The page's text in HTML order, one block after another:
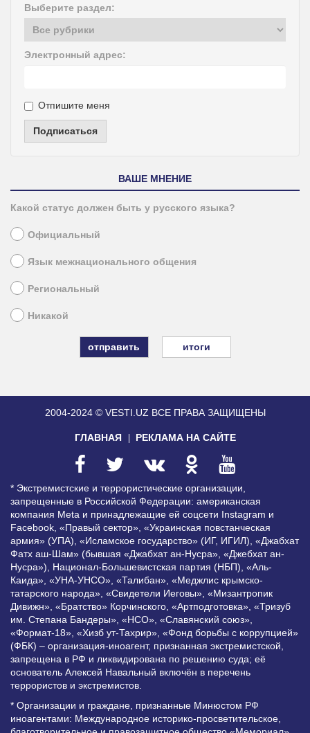
Выберите раздел:
Электронный адрес:
Отпишите меня
Подписаться
ВАШЕ МНЕНИЕ
Какой статус должен быть у русского языка?
Официальный
Язык межнационального общения
Региональный
Никакой
итоги
2004-2024 © VESTI.UZ ВСЕ ПРАВА ЗАЩИЩЕНЫ
ГЛАВНАЯ РЕКЛАМА НА САЙТЕ
* Экстремистские и террористические организации,
запрещенные в Российской Федерации: американская
компания Meta и принадлежащие ей соцсети Instagram и
Facebook, «Правый сектор», «Украинская повстанческая
армия» (УПА), «Исламское государство» (ИГ, ИГИЛ), «Джабхат
Фатх аш-Шам» (бывшая «Джабхат ан-Нусра», «Джебхат ан-
Нусра»), Национал-Большевистская партия (НБП), «Аль-
Каида», «УНА-УНСО», «Талибан», «Меджлис крымско-
татарского народа», «Свидетели Иеговы», «Мизантропик
Дивижн», «Братство» Корчинского, «Артподготовка», «Тризуб
им. Степана Бандеры», «НСО», «Славянский союз»,
«Формат-18», «Хизб ут-Тахрир», «Фонд борьбы с коррупцией»
(ФБК) – организация-иноагент, признанная экстремистской,
запрещена в РФ и ликвидирована по решению суда; её
основатель Алексей Навальный включён в перечень
террористов и экстремистов.
* Организации и граждане, признанные Минюстом РФ
иноагентами: Международное историко-просветительское,